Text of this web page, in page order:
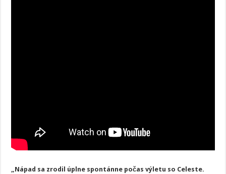
„Nápad sa zrodil úplne spontánne počas výletu so Celeste.